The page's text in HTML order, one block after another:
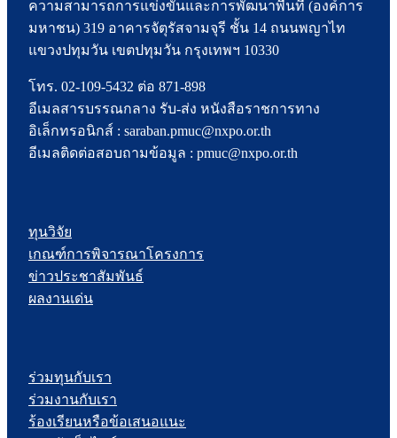
ความสามารถการแข่งขันและการพัฒนาพื้นที่ (องค์การ
มหาชน) 319 อาคารจัตุรัสจามจุรี ชั้น 14 ถนนพญาไท
แขวงปทุมวัน เขตปทุมวัน กรุงเทพฯ 10330
โทร. 02-109-5432 ต่อ 871-898
อีเมลสารบรรณกลาง รับ-ส่ง หนังสือราชการทาง
อิเล็กทรอนิกส์ : saraban.pmuc@nxpo.or.th
อีเมลติดต่อสอบถามข้อมูล : pmuc@nxpo.or.th
ทุนวิจัย
เกณฑ์การพิจารณาโครงการ
ข่าวประชาสัมพันธ์
ผลงานเด่น
ร่วมทุนกับเรา
ร่วมงานกับเรา
ร้องเรียนหรือข้อเสนอแนะ